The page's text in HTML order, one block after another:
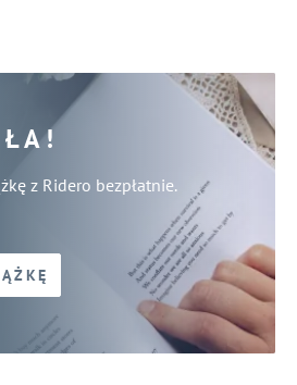
z Ridero bezpłatnie.